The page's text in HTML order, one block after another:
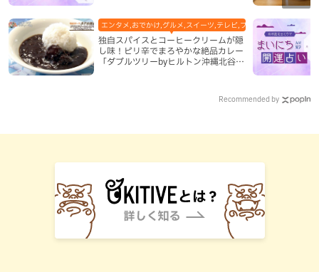
独自スパイスとコーヒークリームが隠
し味！ピリ辛でまろやかな絶品カレー
「ダブルツリーbyヒルトン沖縄北谷リ
エンタメ,おでかけ,グルメ,スイーツ,テレビ,ブッフェ・バイキング,
Recommended by